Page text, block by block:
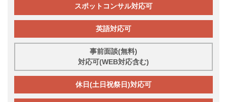
スポットコンサル対応可
英語対応可
事前面談(無料)
対応可(WEB対応含む)
休日(土日祝祭日)対応可